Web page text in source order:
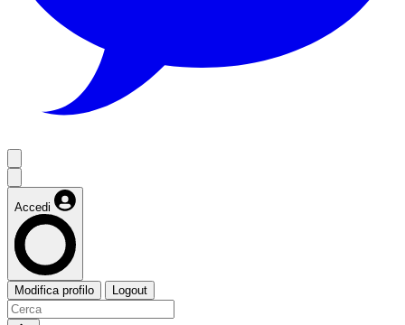
Accedi
Modifica profilo Logout